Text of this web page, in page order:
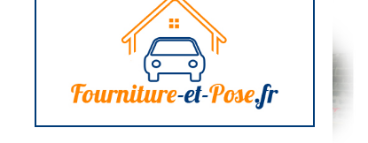
Brive-la-Gaillarde
Guéret